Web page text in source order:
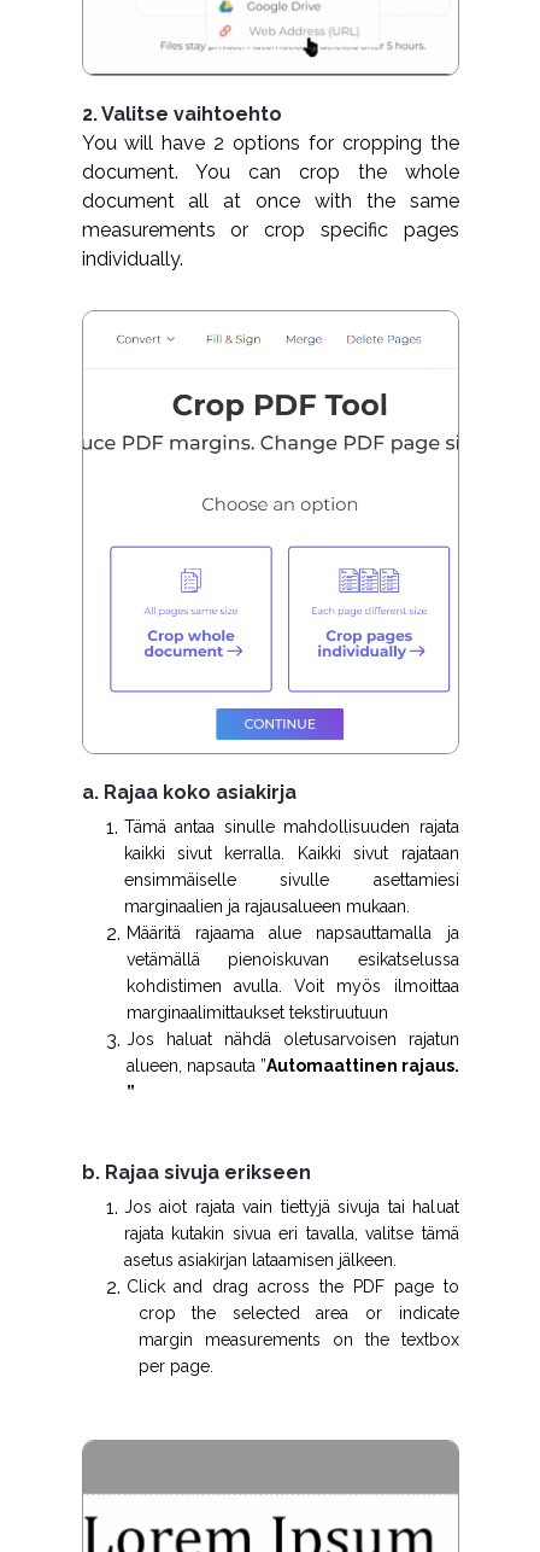
2. Valitse vaihtoehto
You will have 2 options for cropping the
document. You can crop the whole
document all at once with the same
measurements or crop specific pages
individually.
a. Rajaa koko asiakirja
Tämä antaa sinulle mahdollisuuden rajata
kaikki sivut kerralla. Kaikki sivut rajataan
ensimmäiselle sivulle asettamiesi
marginaalien ja rajausalueen mukaan.
Määritä rajaama alue napsauttamalla ja
vetämällä pienoiskuvan esikatselussa
kohdistimen avulla. Voit myös ilmoittaa
marginaalimittaukset tekstiruutuun
Jos haluat nähdä oletusarvoisen rajatun
alueen, napsauta ”Automaattinen rajaus.
”
b. Rajaa sivuja erikseen
Jos aiot rajata vain tiettyjä sivuja tai haluat
rajata kutakin sivua eri tavalla, valitse tämä
asetus asiakirjan lataamisen jälkeen.
Click and drag across the PDF page to
crop the selected area or indicate
margin measurements on the textbox
per page.